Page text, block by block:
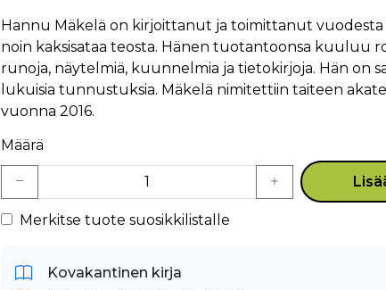
Hannu Mäkelä on kirjoittanut ja toimittanut vuodesta
noin kaksisataa teosta. Hänen tuotantoonsa kuuluu
runoja, näytelmiä, kuunnelmia ja tietokirjoja. Hän on
lukuisia tunnustuksia. Mäkelä nimitettiin taiteen
vuonna 2016.
Määrä
Merkitse tuote suosikkilistalle
Kovakantinen kirja